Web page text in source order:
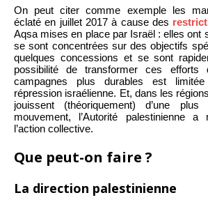
On peut citer comme exemple les
éclaté en juillet 2017 à cause des
Aqsa mises en place par Israël : elles ont
se sont concentrées sur des objectifs
quelques concessions et se sont
possibilité de transformer ces efforts
campagnes plus durables est
répression israélienne. Et, dans les
jouissent (théoriquement) d’une
mouvement, l’Autorité palestinienne
l’action collective.
Que peut-on faire ?
La direction palestinienne